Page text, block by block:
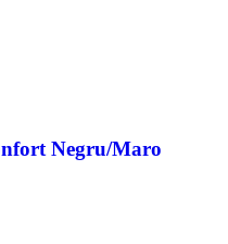
Negru/Maro